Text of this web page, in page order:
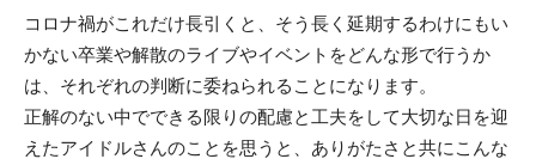
コロナ禍がこれだけ長引くと、そう長く延期するわけにもい
かない卒業や解散のライブやイベントをどんな形で行うか
は、それぞれの判断に委ねられることになります。
正解のない中でできる限りの配慮と工夫をして大切な日を迎
えたアイドルさんのことを思うと、ありがたさと共にこんな